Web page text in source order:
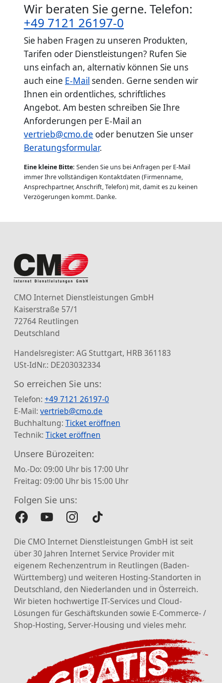
Wir beraten Sie gerne. Telefon:
+49 7121 26197-0
Sie haben Fragen zu unseren Produkten,
Tarifen oder Dienstleistungen? Rufen Sie
uns einfach an, alternativ können Sie uns
auch eine E-Mail senden. Gerne senden wir
Ihnen ein ordentliches, schriftliches
Angebot. Am besten schreiben Sie Ihre
Anforderungen per E-Mail an
vertrieb@cmo.de oder benutzen Sie unser
Beratungsformular.
Eine kleine Bitte: Senden Sie uns bei Anfragen per E-Mail
immer Ihre vollständigen Kontaktdaten (Firmenname,
Ansprechpartner, Anschrift, Telefon) mit, damit es zu keinen
Verzögerungen kommt. Danke.
CMO Internet Dienstleistungen GmbH
Kaiserstraße 57/1
72764 Reutlingen
Deutschland
Handelsregister: AG Stuttgart, HRB 361183
USt-IdNr.: DE203032334
So erreichen Sie uns:
Telefon: +49 7121 26197-0
E-Mail: vertrieb@cmo.de
Buchhaltung: Ticket eröffnen
Technik: Ticket eröffnen
Unsere Bürozeiten:
Mo.-Do: 09:00 Uhr bis 17:00 Uhr
Freitag: 09:00 Uhr bis 15:00 Uhr
Folgen Sie uns:
Die CMO Internet Dienstleistungen GmbH ist seit
über 30 Jahren Internet Service Provider mit
eigenem Rechenzentrum in Reutlingen (Baden-
Württemberg) und weiteren Hosting-Standorten in
Deutschland, den Niederlanden und in Österreich.
Wir bieten hochwertige IT-Services und Cloud-
Lösungen für Geschäftskunden sowie E-Commerce- /
Shop-Hosting, Server-Housing und vieles mehr.